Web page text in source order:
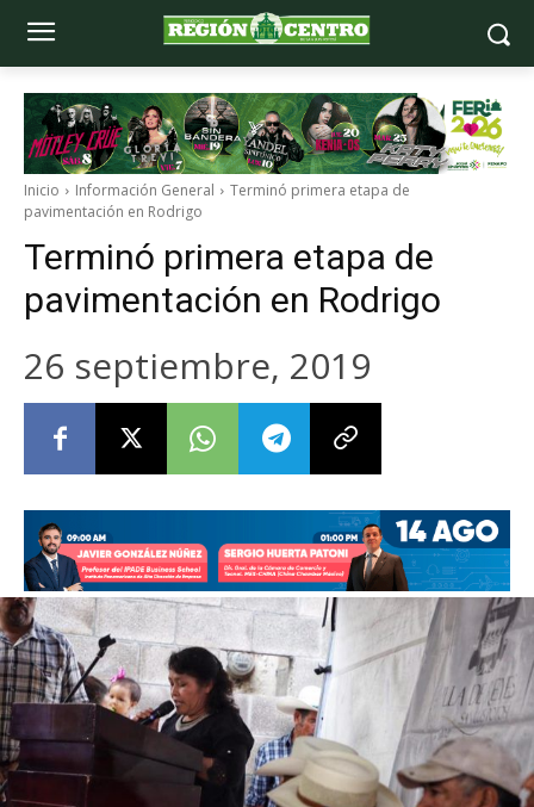
Inicio Información General
Terminó primera etapa de
pavimentación en Rodrigo
Terminó primera etapa de
pavimentación en Rodrigo
26 septiembre, 2019